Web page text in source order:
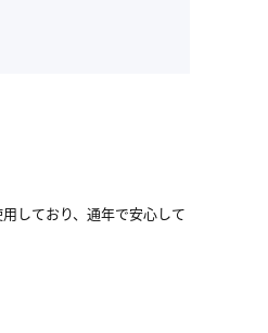
しており、通年で安心して